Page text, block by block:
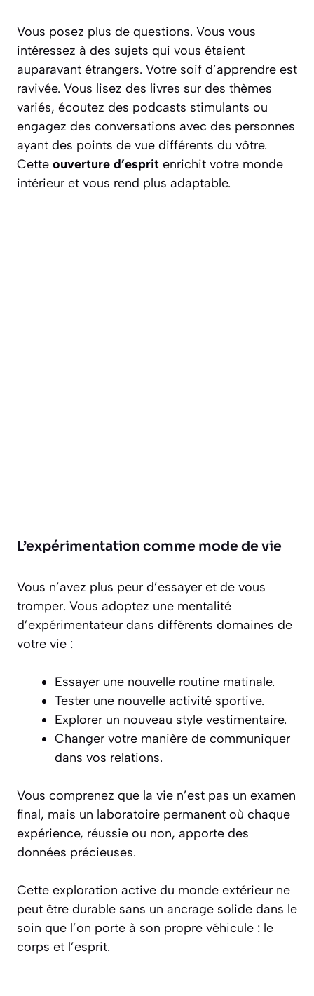
Vous posez plus de questions. Vous vous
intéressez à des sujets qui vous étaient
auparavant étrangers. Votre soif d’apprendre est
ravivée. Vous lisez des livres sur des thèmes
variés, écoutez des podcasts stimulants ou
engagez des conversations avec des personnes
ayant des points de vue différents du vôtre.
Cette ouverture d’esprit enrichit votre monde
intérieur et vous rend plus adaptable.
L’expérimentation comme mode de vie
Vous n’avez plus peur d’essayer et de vous
tromper. Vous adoptez une mentalité
d’expérimentateur dans différents domaines de
votre vie :
Essayer une nouvelle routine matinale.
Tester une nouvelle activité sportive.
Explorer un nouveau style vestimentaire.
Changer votre manière de communiquer
dans vos relations.
Vous comprenez que la vie n’est pas un examen
final, mais un laboratoire permanent où chaque
expérience, réussie ou non, apporte des
données précieuses.
Cette exploration active du monde extérieur ne
peut être durable sans un ancrage solide dans le
soin que l’on porte à son propre véhicule : le
corps et l’esprit.